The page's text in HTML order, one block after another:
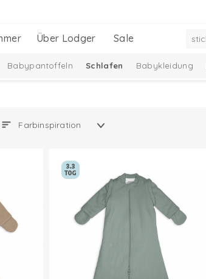
Über Lodger Sale
Babypantoffeln Schlafen Babykleidung